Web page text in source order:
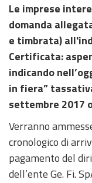
Le imprese
domanda
e timbrata)
Certificata:
indicando
in fiera”
settembre 2017
Verranno
cronologico di
pagamento del
dell’ente Ge. Fi.